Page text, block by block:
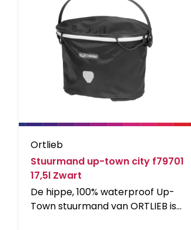
Ortlieb
Stuurmand up-town city f79701
17,5l Zwart
De hippe, 100% waterproof Up-
Town stuurmand van ORTLIEB is